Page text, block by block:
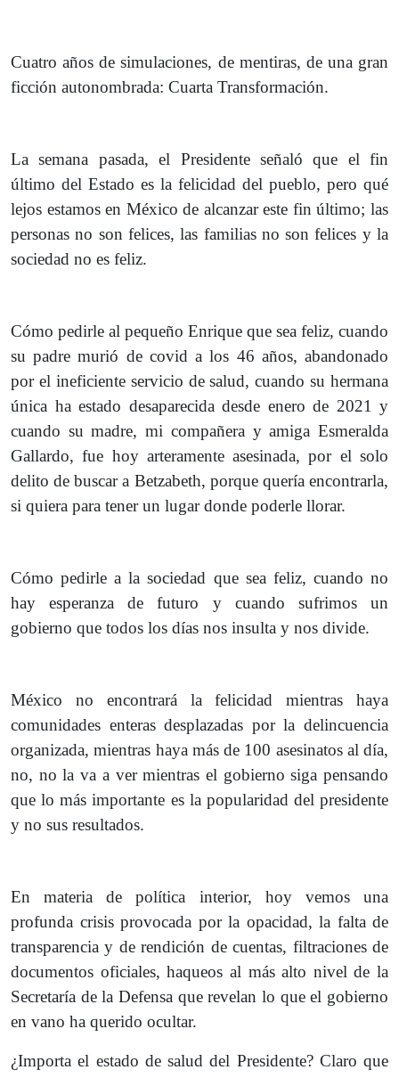
Cuatro años de simulaciones, de mentiras, de una gran
ficción autonombrada: Cuarta Transformación.
La semana pasada, el Presidente señaló que el fin
último del Estado es la felicidad del pueblo, pero qué
lejos estamos en México de alcanzar este fin último; las
personas no son felices, las familias no son felices y la
sociedad no es feliz.
Cómo pedirle al pequeño Enrique que sea feliz, cuando
su padre murió de covid a los 46 años, abandonado
por el ineficiente servicio de salud, cuando su hermana
única ha estado desaparecida desde enero de 2021 y
cuando su madre, mi compañera y amiga Esmeralda
Gallardo, fue hoy arteramente asesinada, por el solo
delito de buscar a Betzabeth, porque quería encontrarla,
si quiera para tener un lugar donde poderle llorar.
Cómo pedirle a la sociedad que sea feliz, cuando no
hay esperanza de futuro y cuando sufrimos un
gobierno que todos los días nos insulta y nos divide.
México no encontrará la felicidad mientras haya
comunidades enteras desplazadas por la delincuencia
organizada, mientras haya más de 100 asesinatos al día,
no, no la va a ver mientras el gobierno siga pensando
que lo más importante es la popularidad del presidente
y no sus resultados.
En materia de política interior, hoy vemos una
profunda crisis provocada por la opacidad, la falta de
transparencia y de rendición de cuentas, filtraciones de
documentos oficiales, haqueos al más alto nivel de la
Secretaría de la Defensa que revelan lo que el gobierno
en vano ha querido ocultar.
¿Importa el estado de salud del Presidente? Claro que